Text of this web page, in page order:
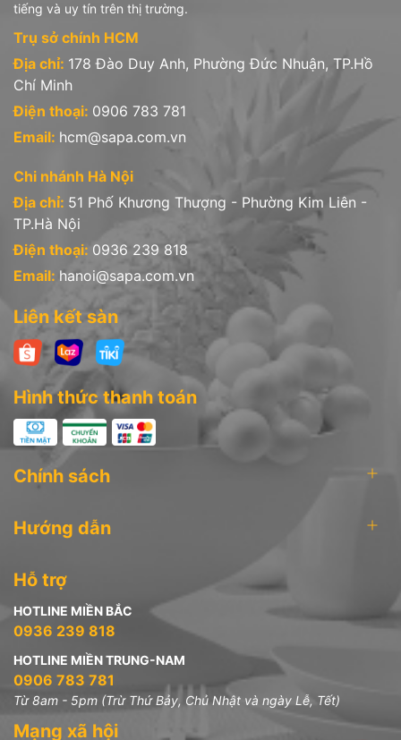
tiếng và uy tín trên thị trường.
Trụ sở chính HCM
Địa chỉ: 178 Đào Duy Anh, Phường Đức Nhuận, TP.Hồ
Chí Minh
Điện thoại: 0906 783 781
Email: hcm@sapa.com.vn
Chi nhánh Hà Nội
Địa chỉ: 51 Phố Khương Thượng - Phường Kim Liên -
TP.Hà Nội
Điện thoại: 0936 239 818
Email: hanoi@sapa.com.vn
Liên kết sàn
Hình thức thanh toán
Chính sách
Hướng dẫn
Hỗ trợ
HOTLINE MIỀN BẮC
0936 239 818
HOTLINE MIỀN TRUNG-NAM
0906 783 781
Từ 8am - 5pm (Trừ Thứ Bảy, Chủ Nhật và ngày Lễ, Tết)
Mạng xã hội